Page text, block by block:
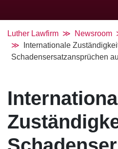
Luther Lawfirm Newsroom
Internationale
Schadensersatzansprüchen